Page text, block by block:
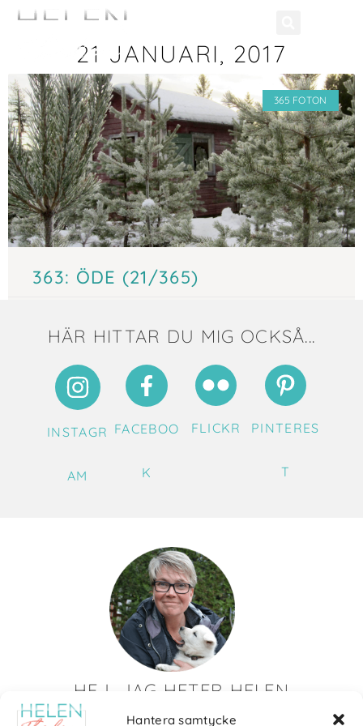
Hantera samtycke
21 JANUARI, 2017
365 FOTON
363: ÖDE (21/365)
HÄR HITTAR DU MIG OCKSÅ...
INSTAGR
AM
FACEBOO
K
FLICKR PINTERES
T
HEJ, JAG HETER HELEN